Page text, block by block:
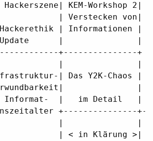
Hackerszene| KEM-
| Verstecken von|
| Informationen
|               |
+---------------
|
| Das Y2K-Chaos |
Informat-  |   im Detail   |
+---------------
|
| < in Klärung >|